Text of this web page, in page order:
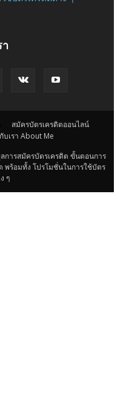
า
สมัครบัตรเครดิตออนไลน์
บเรา About Me
ารสมัครบัตรเครดิต ขั้นตอนการ
พร้อมทั้ง โปรโมชั่นในการใช้บัตร
ๆ